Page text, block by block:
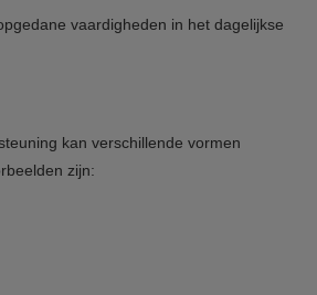
vaardigheden in het dagelijkse
kan verschillende vormen
zijn: